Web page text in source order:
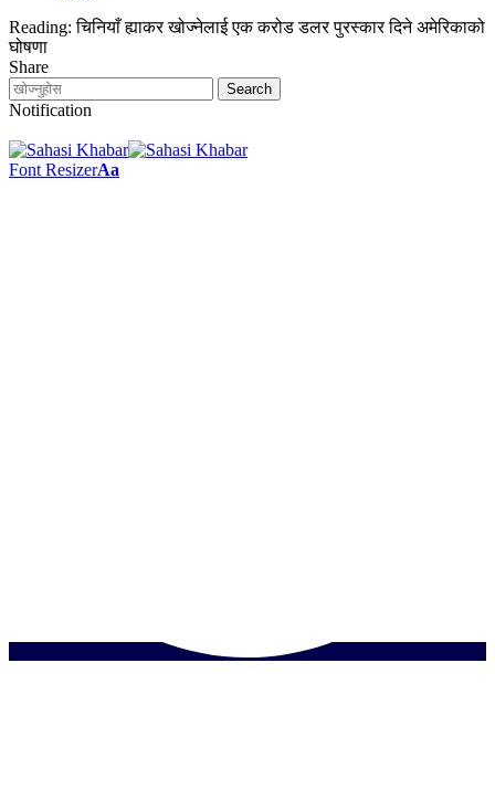
Reading: चिनियाँ ह्याकर खोज्नेलाई एक करोड डलर पुरस्कार दिने अमेरिकाको
घोषणा
Share
Notification
Font ResizerAa